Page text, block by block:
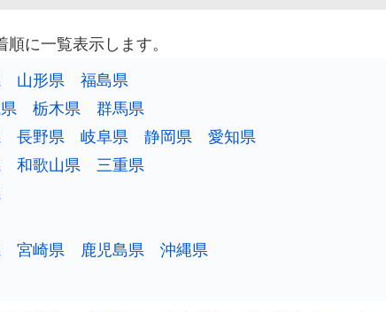
に一覧表示します。
山形県
福島県
栃木県
群馬県
長野県 岐阜県 静岡県
愛知県
和歌山県
三重県
宮崎県 鹿児島県
沖縄県